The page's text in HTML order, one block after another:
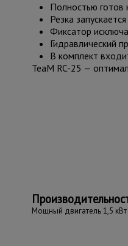
Полностью готов
Резка
Фиксатор
Гидравлический
В комплект
TeaM RC-25 —
Мощный двигатель 1,5 кВт